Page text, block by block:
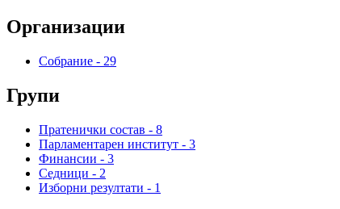
Организации
Собрание - 29
Групи
Пратенички состав - 8
Парламентарен институт - 3
Финансии - 3
Седници - 2
Изборни резултати - 1